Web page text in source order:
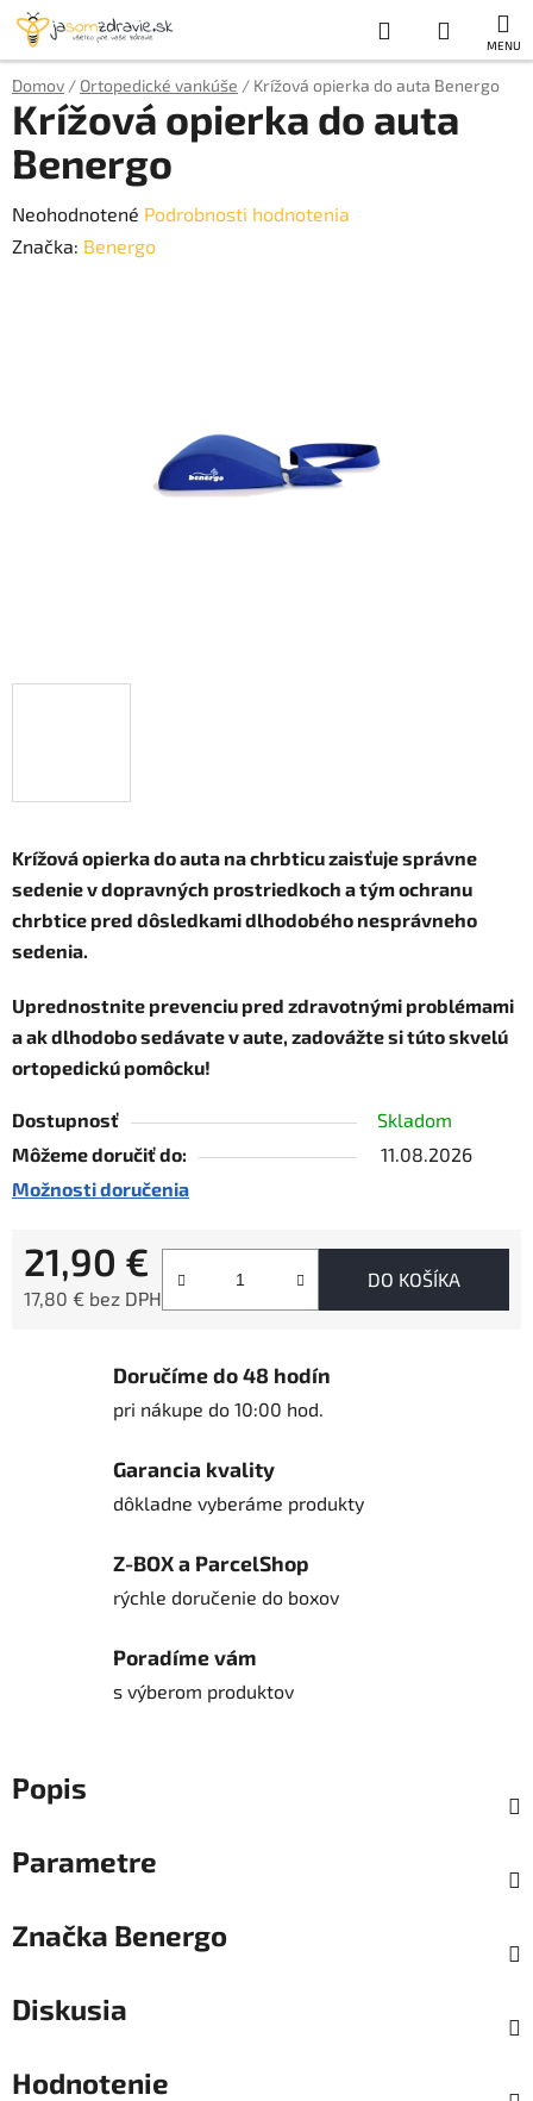
Prejsť
obsah
Hľadať
KOŠÍK
Domov / Ortopedické vankúše / Krížová opierka do auta Benergo
Krížová opierka do auta na chrbticu zaisťujesprávne
sedenie v dopravných prostriedkoch a tým ochranu
chrbtice pred dôsledkami dlhodobého nesprávneho
sedenia.
Uprednostnite prevenciu pred zdravotnými problémami
a ak dlhodobo sedávate v aute, zadovážte si túto skvelú
ortopedickú pomôcku!
Dostupnosť
Skladom
Môžeme doručiť do:
11.08.2026
Možnosti doručenia
21,90 €
17,80 € bez DPH
DO KOŠÍKA
Krížová opierka do auta
Benergo
Priemerné
hodnotenie
Neohodnotené Podrobnosti hodnotenia
Značka: Benergo
Doručíme do 48 hodín
pri nákupe do 10:00 hod.
Garancia kvality
dôkladne vyberáme produkty
Z-BOX a ParcelShop
rýchle doručenie do boxov
Poradíme vám
s výberom produktov
Popis
Parametre
Značka Benergo
Diskusia
Hodnotenie